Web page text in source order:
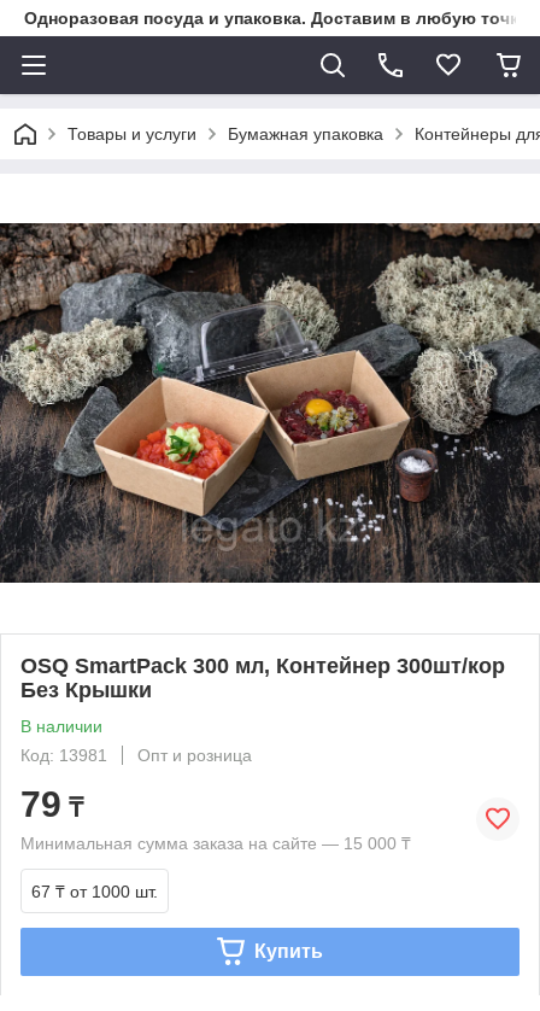
Одноразовая посуда и упаковка. Доставим в любую точку
Товары и услуги Бумажная упаковка Контейнеры
OSQ SmartPack 300 мл, Контейнер 300шт/кор
Без Крышки
В наличии
Код: 13981
Опт и розница
79 ₸
Минимальная сумма заказа на сайте — 15 000 ₸
67 ₸ от 1000 шт.
Купить